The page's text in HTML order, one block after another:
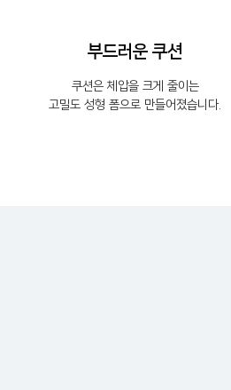
부드러운 쿠션
쿠션은 체압을 크게 줄이는
고밀도 성형 폼으로 만들어졌습니다.